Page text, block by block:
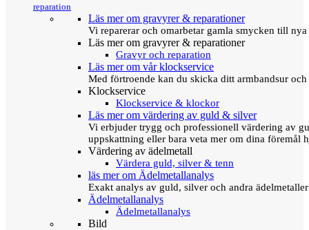
reparation
Läs mer om gravyrer & reparationer
Vi reparerar och omarbetar gamla smycken till
Läs mer om gravyrer & reparationer
Gravyr och reparation
Läs mer om vår klockservice
Med förtroende kan du skicka ditt armbandsur
Klockservice
Klockservice & klockor
Läs mer om värdering av guld & silver
Vi erbjuder trygg och professionell värdering av
uppskattning eller bara veta mer om dina föremål
Värdering av ädelmetall
Värdera guld, silver & tenn
läs mer om Ädelmetallanalys
Exakt analys av guld, silver och andra
Ädelmetallanalys
Ädelmetallanalys
Bild